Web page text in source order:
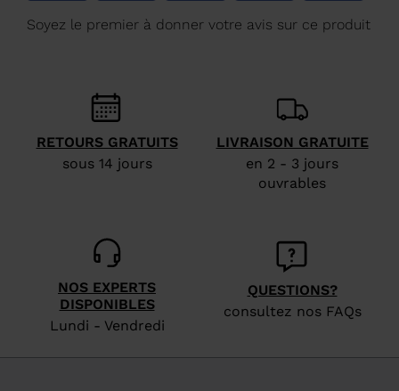
Luxembourg.
We
visiting
website
version
States.
RETOURS GRATUITS
sous 14 jours
LIVRAISON GRATUITE
en 2 - 3 jours
ouvrables
NOS EXPERTS
DISPONIBLES
Lundi - Vendredi
QUESTIONS?
consultez nos FAQs